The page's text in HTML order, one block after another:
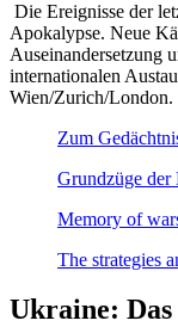
Die Ereignisse der
Apokalypse. Neue
Auseinandersetzung
internationalen
Wien/Zurich/London.
Zum
Grundzüge der
Memory of
The strategies
Ukraine: